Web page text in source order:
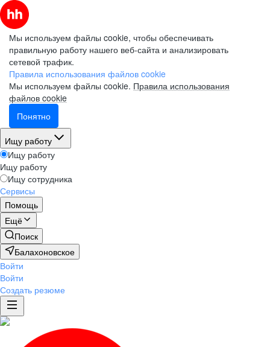
Мы используем файлы cookie, чтобы обеспечивать
правильную работу нашего веб-сайта и анализировать
сетевой трафик.
Правила использования файлов cookie
Мы используем файлы cookie. Правила использования
файлов cookie
Понятно
Ищу работу
Ищу работу
Ищу работу
Ищу сотрудника
Сервисы
Помощь
Ещё
Поиск
Балахоновское
Войти
Войти
Создать резюме